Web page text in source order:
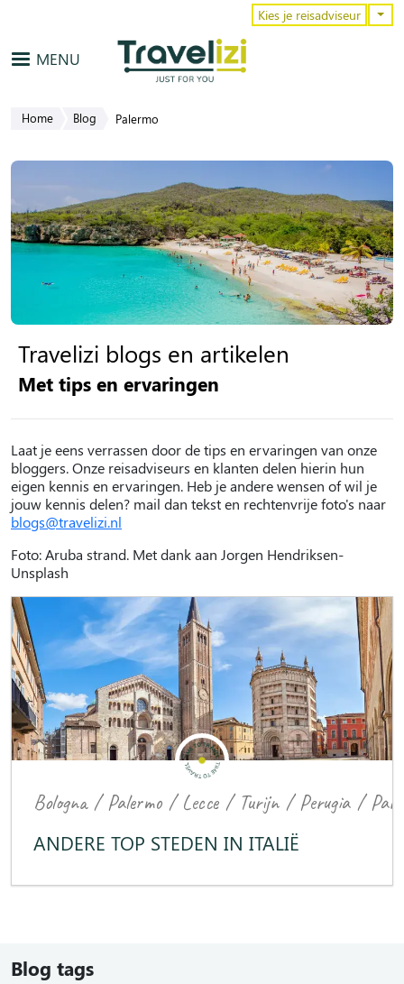
Overslaan en naar de inhoud gaan
MENU
Kies je reisadviseur
Home Blog Palermo
Travelizi blogs en artikelen
Met tips en ervaringen
Laat je eens verrassen door de tips en ervaringen van onze
bloggers. Onze reisadviseurs en klanten delen hierin hun
eigen kennis en ervaringen. Heb je andere wensen of wil je
jouw kennis delen? mail dan tekst en rechtenvrije foto's naar
blogs@travelizi.nl
Foto: Aruba strand. Met dank aan Jorgen Hendriksen-
Unsplash
Bologna / Palermo / Lecce / Turijn / Perugia /
ANDERE TOP STEDEN IN ITALIË
Blog tags